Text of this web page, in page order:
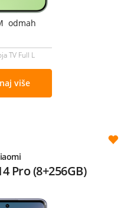
odmah
TV Full L
više
Pro (8+256GB)